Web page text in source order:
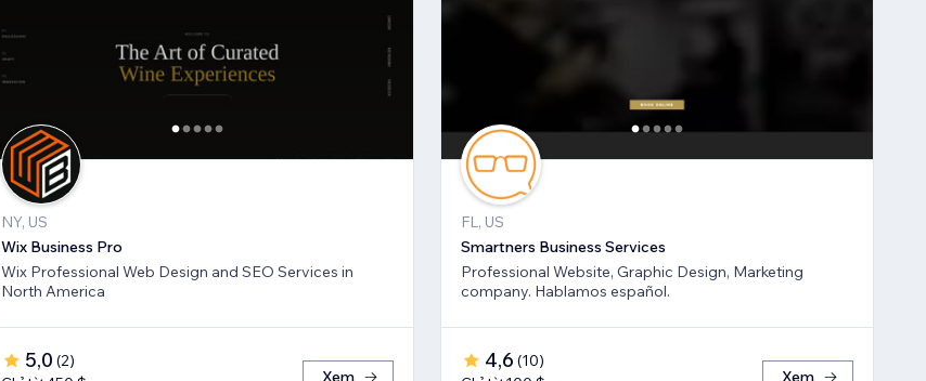
NY, US
Wix Business Pro
Wix Professional Web Design and SEO Services in
North America
5,0 (2)
Xem
FL, US
Smartners Business Services
Professional Website, Graphic Design, Marketing
company. Hablamos español.
4,6 (10)
Xem